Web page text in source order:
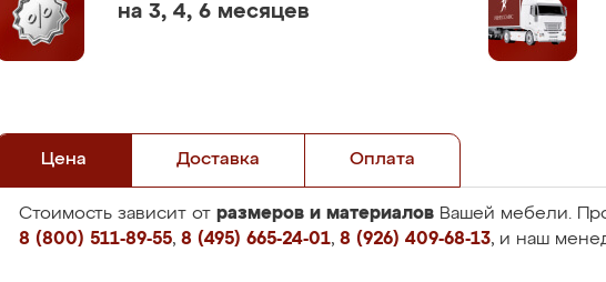
на 3, 4, 6 месяцев
Цена Доставка Оплата
Стоимость зависит от размеров и материалов Вашей мебели.
8 (800) 511-89-55, 8 (495) 665-24-01, 8 (926) 409-68-13, и наш